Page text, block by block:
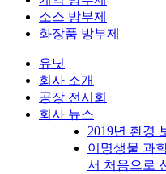
소스 방부제
화장품 방부제
유닛
회사 소개
공장 전시회
회사 뉴스
2019년 환경
이명생물 과
서 처음으로